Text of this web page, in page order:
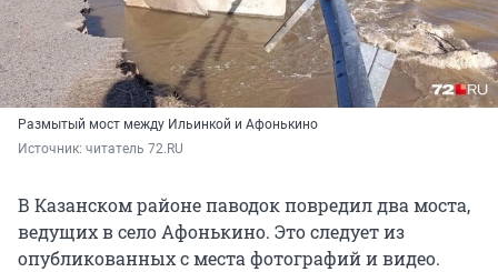
Размытый мост между Ильинкой и Афонькино
Источник: читатель 72.RU
В Казанском районе паводок повредил два моста,
ведущих в село Афонькино. Это следует из
опубликованных с места фотографий и видео.